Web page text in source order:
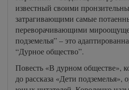
0043
0044
0045
0046
0047
известный своими
затрагивающими самые
переворачивающими
подземелья” – это
“Дурное общество”.
Повесть «В дурном обществе»,
до рассказа «Дети подземелья»,